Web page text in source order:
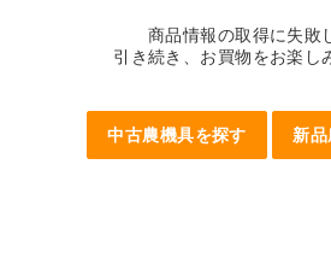
商品情報の取得に失敗
引き続き、お買物をお楽し
中古農機具を探す 新